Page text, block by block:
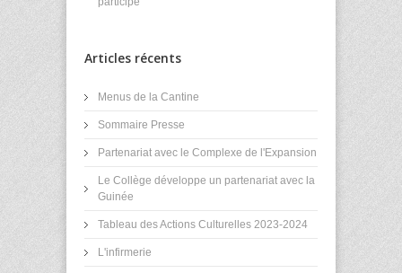
Articles récents
Menus de la Cantine
Sommaire Presse
Partenariat avec le Complexe de l'Expansion
Le Collège développe un partenariat avec la
Guinée
Tableau des Actions Culturelles 2023-2024
L'infirmerie